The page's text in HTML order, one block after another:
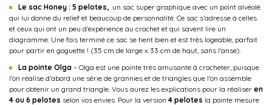
Le sac Honey : 5 pelotes, un sac super graphique avec un point alvéolé
qui lui donne du relief et beaucoup de personnalité. Ce sac s’adresse à celles
et ceux qui ont un peu d’expérience au crochet et qui savent lire un
diagramme. Une fois terminé ce sac se tient bien et est très logeable, parfait
pour partir en goguette ! (35 cm de large x 33 cm de haut, sans l’anse).
La pointe Olga – Olga est une pointe très amusante à crocheter, puisque
l’on réalise d’abord une série de grannies et de triangles que l’on assemble
pour obtenir un grand triangle. Vous aurez les explications pour la réaliser en
4 ou 6 pelotes selon vos envies. Pour la version 4 pelotes la pointe mesure